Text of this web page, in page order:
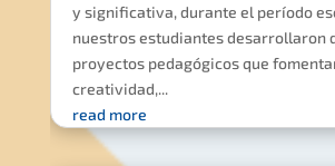
y significativa, durante el período
nuestros estudiantes desarrollaron
proyectos pedagógicos que
creatividad,...
read more